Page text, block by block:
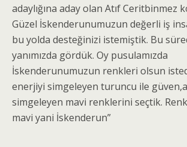
adaylığına aday olan Atıf Ceritbinmez
Güzel İskenderunumuzun değerli iş
bu yolda desteğinizi istemiştik. Bu
yanımızda gördük. Oy pusulamızda
İskenderunumuzun renkleri olsun
enerjiyi simgeleyen turuncu ile
simgeleyen mavi renklerini seçtik.
mavi yani İskenderun”